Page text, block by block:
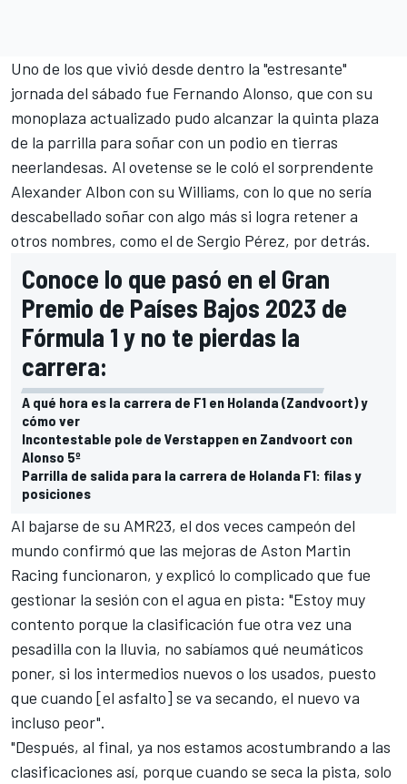
Uno de los que vivió desde dentro la "estresante"
jornada del sábado fue Fernando Alonso, que con su
monoplaza actualizado pudo alcanzar la quinta plaza
de la parrilla para soñar con un podio en tierras
neerlandesas. Al ovetense se le coló el sorprendente
Alexander Albon con su Williams, con lo que no sería
descabellado soñar con algo más si logra retener a
otros nombres, como el de Sergio Pérez, por detrás.
Conoce lo que pasó en el Gran
Premio de Países Bajos 2023 de
Fórmula 1 y no te pierdas la
carrera:
A qué hora es la carrera de F1 en Holanda (Zandvoort) y
cómo ver
Incontestable pole de Verstappen en Zandvoort con
Alonso 5º
Parrilla de salida para la carrera de Holanda F1: filas y
posiciones
Al bajarse de su AMR23, el dos veces campeón del
mundo confirmó que las mejoras de Aston Martin
Racing funcionaron, y explicó lo complicado que fue
gestionar la sesión con el agua en pista: "Estoy muy
contento porque la clasificación fue otra vez una
pesadilla con la lluvia, no sabíamos qué neumáticos
poner, si los intermedios nuevos o los usados, puesto
que cuando [el asfalto] se va secando, el nuevo va
incluso peor".
"Después, al final, ya nos estamos acostumbrando a las
clasificaciones así, porque cuando se seca la pista, solo